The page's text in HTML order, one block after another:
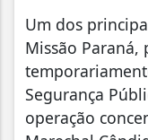
Um dos
Missão
Segurança
operação